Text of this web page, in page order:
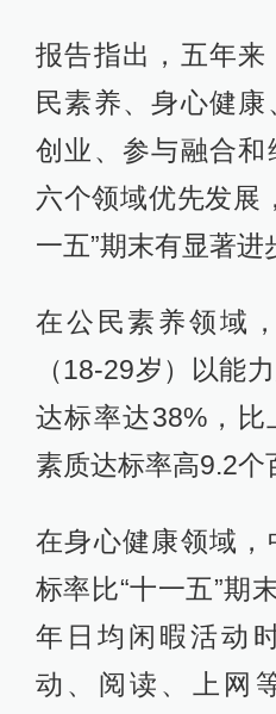
报告指出，五年
民素养、身心健
创业、参与融合
六个领域优先发展
一五”期末有显著进
在公民素养领域
（18-29岁）以能
达标率达38%，
素质达标率高9.2个
在身心健康领域
标率比“十一五”期
年日均闲暇活动
动、阅读、上网